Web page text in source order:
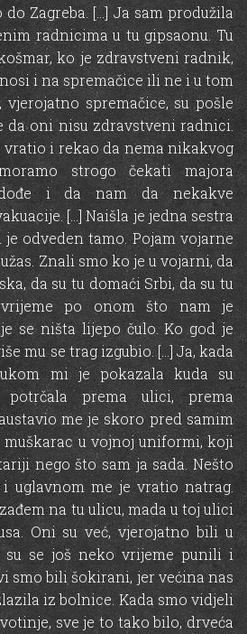
Zagreba. […] Ja sam produžila
radnicima u tu gipsaonu. Tu
ko je zdravstveni radnik,
i na spremačice ili ne i u tom
vjerojatno spremačice, su pošle
da oni nisu zdravstveni radnici.
i rekao da nema nikakvog
strogo čekati majora
i da nam da nekakve
[…] Naišla je jedna sestra
odveden tamo. Pojam vojarne
Znali smo ko je u vojarni, da
da su tu domaći Srbi, da su tu
po onom što nam je
se ništa lijepo čulo. Ko god je
mu se trag izgubio. […] Ja, kada
mi je pokazala kuda su
prema ulici, prema
me je skoro pred samim
u vojnoj uniformi, koji
nego što sam ja sada. Nešto
uglavnom me je vratio natrag.
na tu ulicu, mada u toj ulici
Oni su već, vjerojatno bili u
su se još neko vrijeme punili i
smo bili šokirani, jer većina nas
iz bolnice. Kada smo vidjeli
sve je to tako bilo, drveća